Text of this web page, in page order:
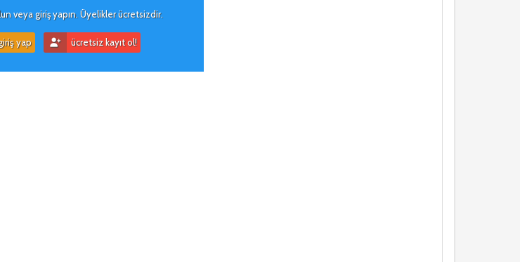
veya giriş yapın. Üyelikler ücretsizdir.
yap ücretsiz kayıt ol!